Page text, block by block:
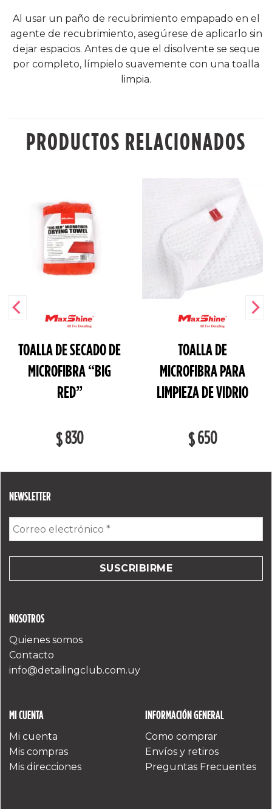
Al usar un paño de recubrimiento empapado en el
agente de recubrimiento, asegúrese de aplicarlo sin
dejar espacios. Antes de que el disolvente se seque
por completo, límpielo suavemente con una toalla
limpia.
PRODUCTOS RELACIONADOS
TOALLA DE SECADO DE
MICROFIBRA “BIG
RED”
$830
TOALLA DE
MICROFIBRA PARA
LIMPIEZA DE VIDRIO
$650
NOSOTROS
Quienes somos
Contacto
info@detailingclub.com.uy
MI CUENTA
Mi cuenta
Mis compras
Mis direcciones
INFORMACIÓN GENERAL
Como comprar
Envíos y retiros
Preguntas Frecuentes
NEWSLETTER
electrónico